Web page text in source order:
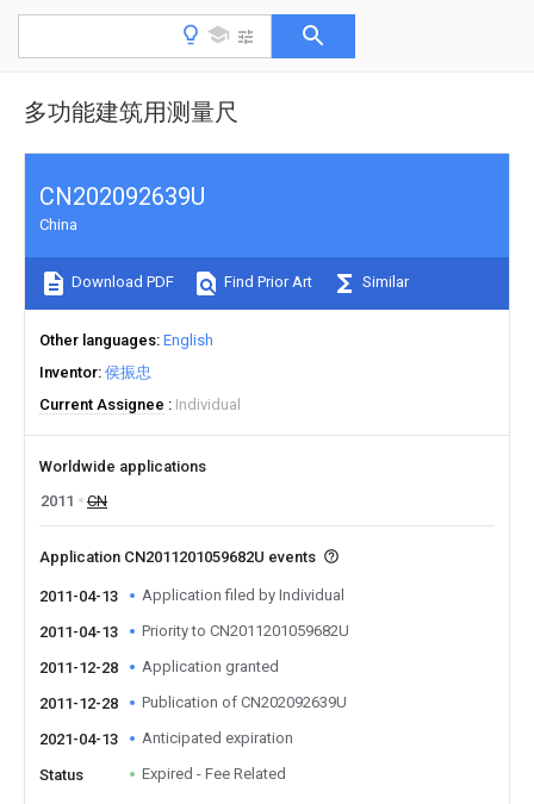
多功能建筑用测量尺
CN202092639U
China
Download PDF Find Prior Art Similar
Other languages English
Inventor 侯振忠
Current Assignee
Individual
Worldwide applications
2011
CN
Application CN2011201059682U events
2011-04-13 Application filed by Individual
2011-04-13 Priority to CN2011201059682U
2011-12-28 Application granted
2011-12-28 Publication of CN202092639U
2021-04-13 Anticipated expiration
Status Expired - Fee Related